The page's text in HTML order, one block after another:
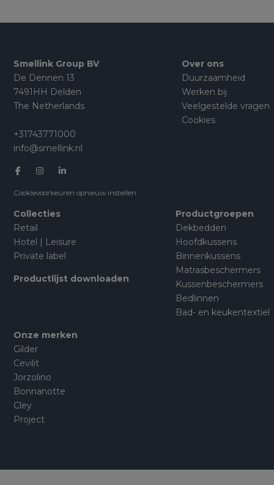
Smellink Group BV
De Dennen 13
7491HH Delden
The Netherlands
+31743771000
info@smellink.nl
Cookievoorkeuren opnieuw instellen
Over ons
Duurzaamheid
Werken bij
Veelgestelde vragen
Cookies
Collecties
Retail
Hotel | Leisure
Private label
Productlijst downloaden
Productgroepen
Dekbedden
Hoofdkussens
Binnenkussens
Matrasbeschermers
Kussenbeschermers
Bedlinnen
Bad- en keukentextiel
Onze merken
Gilder
Cevilit
Jorzolino
Bonnanotte
Cley
Project